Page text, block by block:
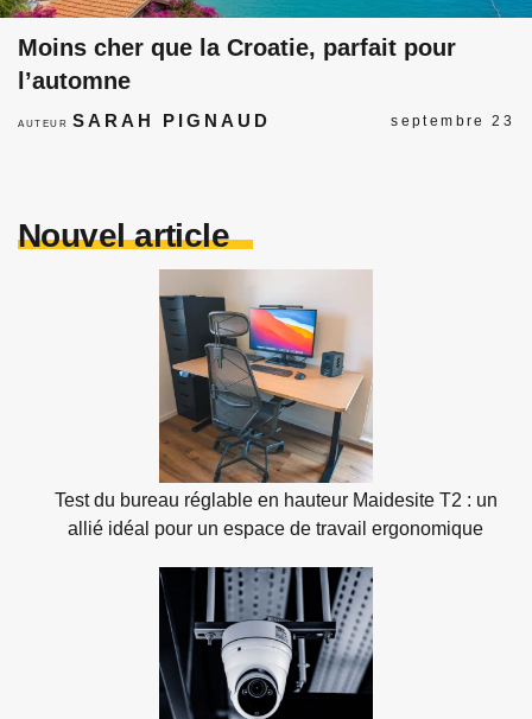
Moins cher que la Croatie, parfait pour
l’automne
AUTEURSARAH PIGNAUD septembre 23
Nouvel article
Test du bureau réglable en hauteur Maidesite T2 : un
allié idéal pour un espace de travail ergonomique